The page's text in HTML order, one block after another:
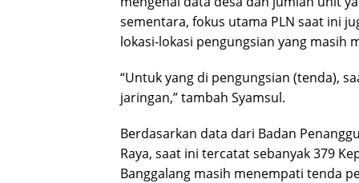
sementara, fokus utama PLN saat ini
lokasi-lokasi pengungsian yang masih
“Untuk yang di pengungsian (tenda),
jaringan,” tambah Syamsul.
Berdasarkan data dari Badan
Raya, saat ini tercatat sebanyak 379
Banggalang masih menempati tenda